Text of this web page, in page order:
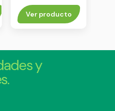
410 ml
Ver producto
y